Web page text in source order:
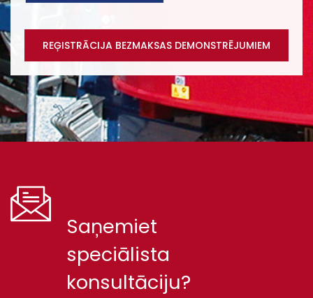
REĢISTRĀCIJA BEZMAKSAS DEMONSTRĒJUMIEM
Saņemiet
speciālista
konsultāciju?